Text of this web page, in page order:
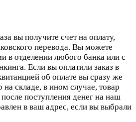
вы получите счет на оплату,
перевода. Вы можете
в отделении любого банка или с
Если вы оплатили заказ в
об оплате вы сразу же
складе, в ином случае, товар
поступления денег на наш
в ваш адрес, если вы выбрали